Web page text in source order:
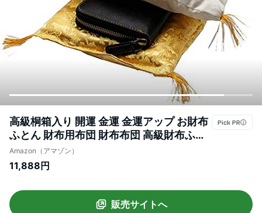
高級桐箱入り 開運 金運 金運アップ お財布
ふとん 財布用布団 財布布団 高級財布ふと
ん一式 風水グッズ 金運グッズ 開運グッズ
開運財布 金運財布 風水財布 日本製
Amazon（アマゾン）
11,888円
販売サイトへ